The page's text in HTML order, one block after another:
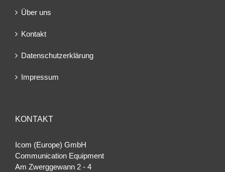
Über uns
Kontakt
Datenschutzerklärung
Impressum
KONTAKT
Icom (Europe) GmbH
Communication Equipment
Am Zwerggewann 2 ‐ 4